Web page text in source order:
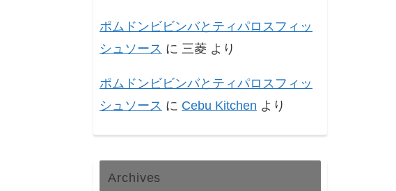
ポムドンビビンバとティパロスフィッ
シュソース に 三菱 より
ポムドンビビンバとティパロスフィッ
シュソース に Cebu Kitchen より
Archives